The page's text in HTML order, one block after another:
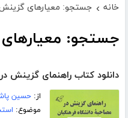
خانه › جستجو: معیارهای
جستجو:
دانلود کتاب راهنمای گزینش
از:حسین
موضوع: